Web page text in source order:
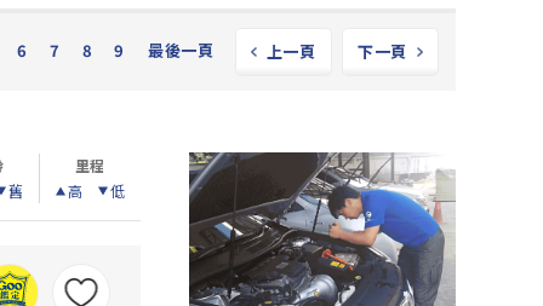
6 7 8 9 最後一頁 上一頁 下一頁
舊
里程
高
低